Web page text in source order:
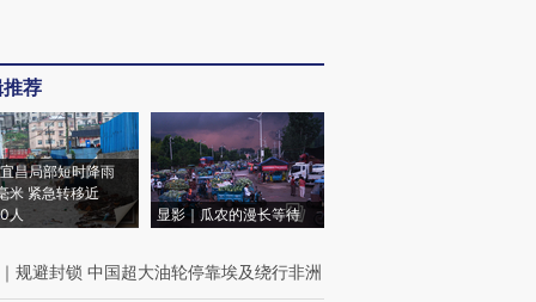
荐
昌局部短时降雨
米 紧急转移近
人
显影｜瓜农的漫长等待
｜ 规避封锁 中国超大油轮停靠埃及绕行非洲